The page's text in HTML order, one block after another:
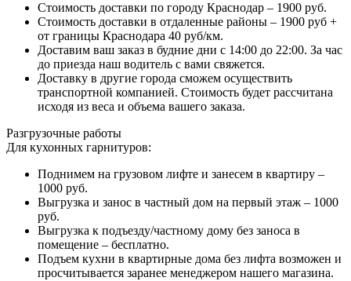
Стоимость доставки по городу Краснодар – 1900 руб.
Стоимость доставки в отдаленные районы – 1900 руб +
от границы Краснодара 40 руб/км.
Доставим ваш заказ в будние дни с 14:00 до 22:00. За час
до приезда наш водитель с вами свяжется.
Доставку в другие города сможем осуществить
транспортной компанией. Стоимость будет рассчитана
исходя из веса и объема вашего заказа.
Разгрузочные работы
Для кухонных гарнитуров:
Поднимем на грузовом лифте и занесем в квартиру –
1000 руб.
Выгрузка и занос в частный дом на первый этаж – 1000
руб.
Выгрузка к подъезду/частному дому без заноса в
помещение – бесплатно.
Подъем кухни в квартирные дома без лифта возможен и
просчитывается заранее менеджером нашего магазина.